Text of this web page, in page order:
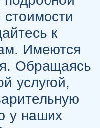
к
Имеются
Обращаясь
услугой,
у наших